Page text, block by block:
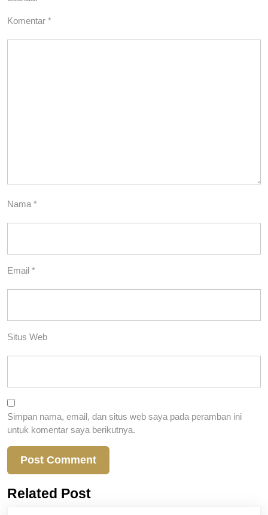
Komentar *
Nama *
Email *
Situs Web
Simpan nama, email, dan situs web saya pada peramban ini
untuk komentar saya berikutnya.
Related Post